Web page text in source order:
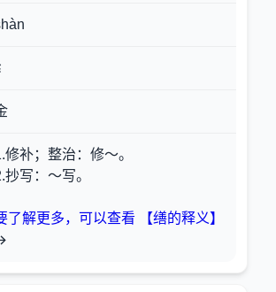
修补；整治 ：修～。
抄写 ：～写。
了解更多，可以查看 【缮的释义】